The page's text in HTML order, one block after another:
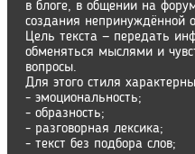
в блоге, в общении на
создания непринуждённой
Цель текста — передать
обменяться мыслями и
вопросы.
Для этого стиля
- эмоциональность;
- образность;
- разговорная лексика;
- текст без подбора слов;